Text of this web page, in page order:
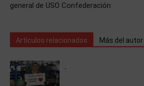
general de USO Confederación
Artículos relacionados Más del autor
.